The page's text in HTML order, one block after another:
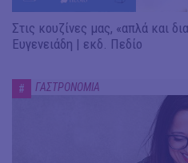
Στις κουζίνες μας, «απλά και
Ευγενειάδη | εκδ. Πεδίο
# ΓΑΣΤΡΟΝΟΜΙΑ